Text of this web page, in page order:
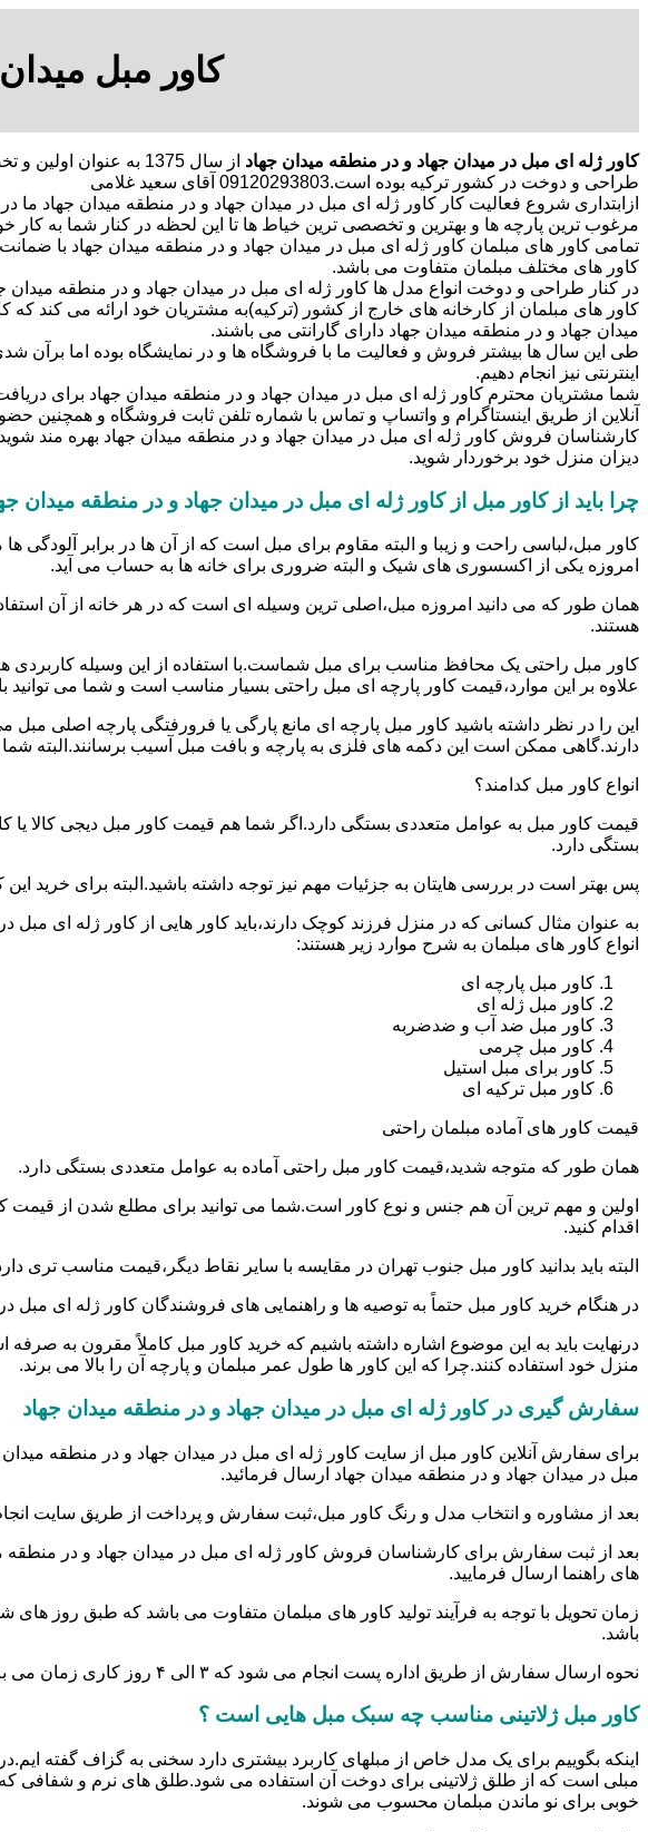
کاور مبل
کاور ژله ای مبل در میدان جهاد و در منطقه میدان جهاد
از سال 1375 به
طراحی و دوخت در کشور ترکیه بوده است.09120293803 آقای سعید غلامی
ازابتداری شروع فعالیت کار کاور ژله ای مبل در میدان جهاد و در منطقه میدان جهاد ما
مرغوب ترین پارچه ها و بهترین و تخصصی ترین خیاط ها تا این لحظه در کنار شما به کار
تمامی کاور های مبلمان کاور ژله ای مبل در میدان جهاد و در منطقه میدان جهاد با
کاور های مختلف مبلمان متفاوت می باشد.
در کنار طراحی و دوخت انواع مدل ها کاور ژله ای مبل در میدان جهاد و در منطقه میدان
کاور های مبلمان از کارخانه های خارج از کشور (ترکیه)به مشتریان خود ارائه می کند که
میدان جهاد و در منطقه میدان جهاد دارای گارانتی می باشند.
طی این سال ها بیشتر فروش و فعالیت ما با فروشگاه ها و در نمایشگاه بوده اما برآن
اینترنتی نیز انجام دهیم.
شما مشتریان محترم کاور ژله ای مبل در میدان جهاد و در منطقه میدان جهاد برای
آنلاین از طریق اینستاگرام و واتساپ و تماس با شماره تلفن ثابت فروشگاه و همچنین
کارشناسان فروش کاور ژله ای مبل در میدان جهاد و در منطقه میدان جهاد بهره مند
دیزان منزل خود برخوردار شوید.
چرا باید از کاور مبل از کاور ژله ای مبل در میدان جهاد و در منطقه میدان
کاور مبل،لباسی راحت و زیبا و البته مقاوم برای مبل است که از آن ها در برابر
امروزه یکی از اکسسوری های شیک و البته ضروری برای خانه ها به حساب می آید.
همان طور که می دانید امروزه مبل،اصلی ترین وسیله ای است که در هر خانه از آن
هستند.
کاور مبل راحتی یک محافظ مناسب برای مبل شماست.با استفاده از این وسیله
علاوه بر این موارد،قیمت کاور پارچه ای مبل راحتی بسیار مناسب است و شما می
این را در نظر داشته باشید کاور مبل پارچه ای مانع پارگی یا فرورفتگی پارچه
دارند.گاهی ممکن است این دکمه های فلزی به پارچه و بافت مبل آسیب برسانند.البته شما
انواع کاور مبل کدامند؟
قیمت کاور مبل به عوامل متعددی بستگی دارد.اگر شما هم قیمت کاور مبل دیجی کالا یا
بستگی دارد.
پس بهتر است در بررسی هایتان به جزئیات مهم نیز توجه داشته باشید.البته برای خرید این
به عنوان مثال کسانی که در منزل فرزند کوچک دارند،باید کاور هایی از کاور ژله ای
انواع کاور های مبلمان به شرح موارد زیر هستند:
کاور مبل پارچه ای
کاور مبل ژله ای
کاور مبل ضد آب و ضدضربه
کاور مبل چرمی
کاور برای مبل استیل
کاور مبل ترکیه ای
قیمت کاور های آماده مبلمان راحتی
همان طور که متوجه شدید،قیمت کاور مبل راحتی آماده به عوامل متعددی بستگی دارد.
اقدام کنید.
البته باید بدانید کاور مبل جنوب تهران در مقایسه با سایر نقاط دیگر،قیمت مناسب
در هنگام خرید کاور مبل حتماً به توصیه ها و راهنمایی های فروشندگان کاور ژله ای مبل در
درنهایت باید به این موضوع اشاره داشته باشیم که خرید کاور مبل کاملاً مقرون به
منزل خود استفاده کنند.چرا که این کاور ها طول عمر مبلمان و پارچه آن را بالا می برند.
سفارش گیری در کاور ژله ای مبل در میدان جهاد و در منطقه میدان جهاد
برای سفارش آنلاین کاور مبل از سایت کاور ژله ای مبل در میدان جهاد و در منطقه
مبل در میدان جهاد و در منطقه میدان جهاد ارسال فرمائید.
بعد از مشاوره و انتخاب مدل و رنگ کاور مبل،ثبت سفارش و پرداخت از طریق سایت
بعد از ثبت سفارش برای کارشناسان فروش کاور ژله ای مبل در میدان جهاد و در منطقه
های راهنما ارسال فرمایید.
زمان تحویل با توجه به فرآیند تولید کاور های مبلمان متفاوت می باشد که طبق روز های
باشد.
نحوه ارسال سفارش از طریق اداره پست انجام می شود که ۳ الی ۴ روز کاری زمان می برد.
کاور مبل ژلاتینی مناسب چه سبک مبل هایی است ؟
اینکه بگوییم برای یک مدل خاص از مبلهای کاربرد بیشتری دارد سخنی به گزاف گفته
مبلی است که از طلق ژلاتینی برای دوخت آن استفاده می شود.طلق های نرم و شفافی
خوبی برای نو ماندن مبلمان محسوب می شوند.